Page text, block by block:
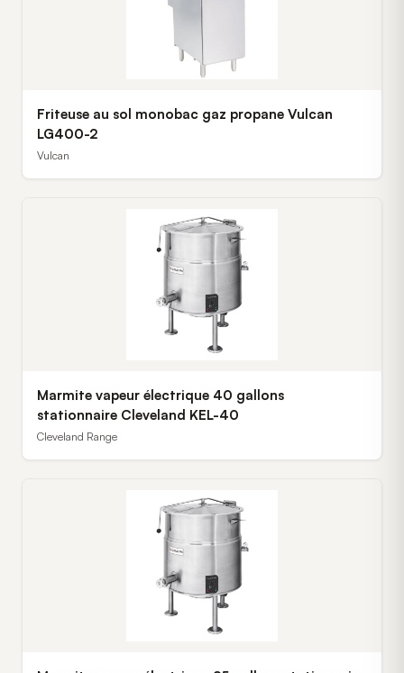
Friteuse au sol monobac gaz propane Vulcan
LG400-2
Vulcan
Marmite vapeur électrique 40 gallons
stationnaire Cleveland KEL-40
Cleveland Range